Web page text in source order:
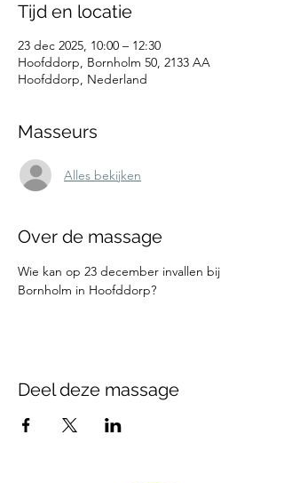
Tijd en locatie
23 dec 2025, 10:00 – 12:30
Hoofddorp, Bornholm 50, 2133 AA
Hoofddorp, Nederland
Masseurs
Alles bekijken
Over de massage
Wie kan op 23 december invallen bij
Bornholm in Hoofddorp?
Deel deze massage